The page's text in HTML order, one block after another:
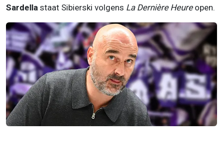
Sardella staat Sibierski volgens La Dernière Heureopen.